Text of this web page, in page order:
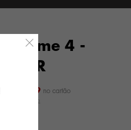
Xtreme 4 -
R$ 169,99